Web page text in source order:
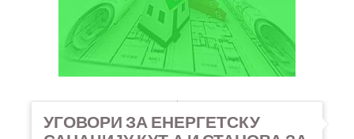
УГОВОРИ ЗА ЕНЕРГЕТСКУ